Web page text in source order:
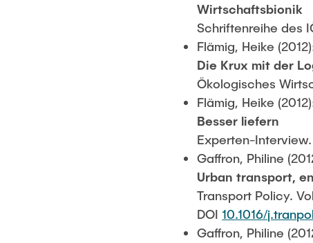
Wirtschaftsbionik
Schriftenreihe des
Flämig, Heike
Die Krux mit der
Ökologisches
Flämig, Heike
Besser liefern
Experten-
Gaffron, Philine
Urban transport,
Transport Policy.
DOI10.1016/
Gaffron, Philine